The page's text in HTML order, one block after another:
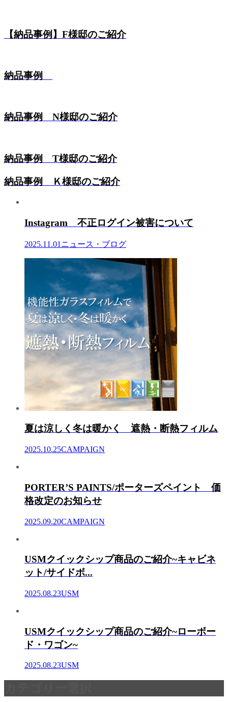
【納品事例】F様邸のご紹介
納品事例
納品事例 N様邸のご紹介
納品事例 T様邸のご紹介
納品事例 Ｋ様邸のご紹介
Instagram 不正ログイン被害について
2025.11.01 ニュース・ブログ
夏は涼しく冬は暖かく 遮熱・断熱フィルム
2025.10.25CAMPAIGN
PORTER’S PAINTS/ポーターズペイント 価
格改定のお知らせ
2025.09.20CAMPAIGN
USMクイックシップ商品のご紹介~キャビネ
ット/サイドボ...
2025.08.23USM
USMクイックシップ商品のご紹介~ローボー
ド・ワゴン~
2025.08.23USM